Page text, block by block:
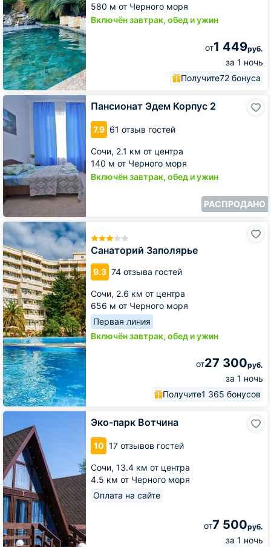
580 м от Черного моря
Включён завтрак, обед и ужин
от1 449руб.
за 1 ночь
Получите72 бонуса
Пансионат Эдем Корпус 2
7.9 61 отзыв гостей
Сочи, 2.1 км от центра
140 м от Черного моря
Включён завтрак, обед и ужин
РАСПРОДАНО
Пансионат
Эдем
Корпус
2
Санаторий Заполярье
9.3 74 отзыва гостей
Сочи, 2.6 км от центра
656 м от Черного моря
Первая линия
Включён завтрак, обед и ужин
от27 300руб.
за 1 ночь
Получите1 365 бонусов
Санаторий
Заполярье
Эко-парк Вотчина
10 17 отзывов гостей
Сочи, 13.4 км от центра
4.5 км от Черного моря
Оплата на сайте
от7 500руб.
за 1 ночь
Эко-
Вотчина